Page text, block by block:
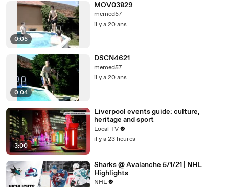
0:05
MOV03829
memed57
il y a 20 ans
0:04
DSCN4621
memed57
il y a 20 ans
3:00
Liverpool events guide: culture,
heritage and sport
Local TV
il y a 23 heures
Sharks @ Avalanche 5/1/21 | NHL
Highlights
NHL